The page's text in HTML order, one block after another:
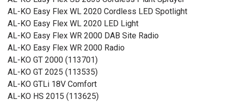
AL-KO Easy Flex WL 2020 Cordless LED Spotlight
AL-KO Easy Flex WL 2020 LED Light
AL-KO Easy Flex WR 2000 DAB Site Radio
AL-KO Easy Flex WR 2000 Radio
AL-KO GT 2000 (113701)
AL-KO GT 2025 (113535)
AL-KO GTLi 18V Comfort
AL-KO HS 2015 (113625)